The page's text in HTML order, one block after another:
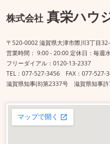
株式会社 真栄ハウ
〒520-0002 滋賀県大津市際川3丁目
営業時間： 9:00 - 20:00 定休日：毎週
フリーダイアル：0120-13-2337
TEL：077-527-3456 FAX：077-527-
滋賀県知事(8)第2337号 滋賀県知事